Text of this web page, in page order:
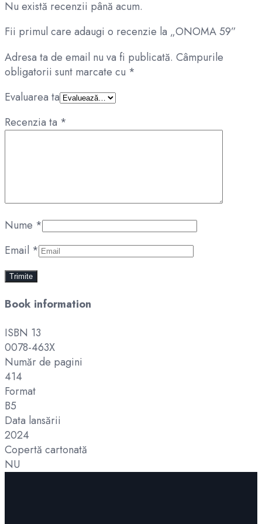
Nu există recenzii până acum.
Fii primul care adaugi o recenzie la „ONOMA 59”
Adresa ta de email nu va fi publicată. Câmpurile
obligatorii sunt marcate cu *
Evaluarea ta
Recenzia ta *
Nume *
Email *
Book information
ISBN 13
0078-463X
Număr de pagini
414
Format
B5
Data lansării
2024
Copertă cartonată
NU